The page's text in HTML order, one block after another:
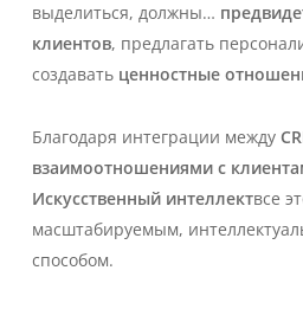
выделиться, должны…
клиентов, предлагать
создавать ценностные
Благодаря интеграции между
взаимоотношениями с
Искусственный интеллектвсе
масштабируемым,
способом.